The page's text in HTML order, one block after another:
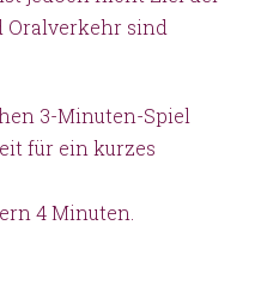
Oralverkehr sind
3-Minuten-Spiel
für ein kurzes
4 Minuten.